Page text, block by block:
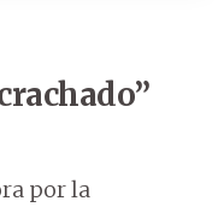
por la